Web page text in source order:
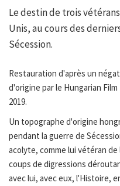
Le destin de trois
Unis, au cours des
Sécession.
Restauration d'après un
d'origine par le Hungarian
2019.
Un topographe d'origine
pendant la guerre de
acolyte, comme lui vétéran de
coups de digressions
avec lui, avec eux, l'Histoire,